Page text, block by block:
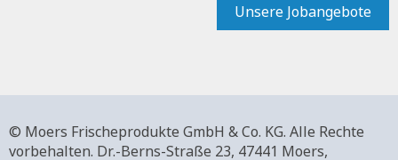
Unsere Jobangebote
© Moers Frischeprodukte GmbH & Co. KG. Alle Rechte
vorbehalten. Dr.-Berns-Straße 23, 47441 Moers,